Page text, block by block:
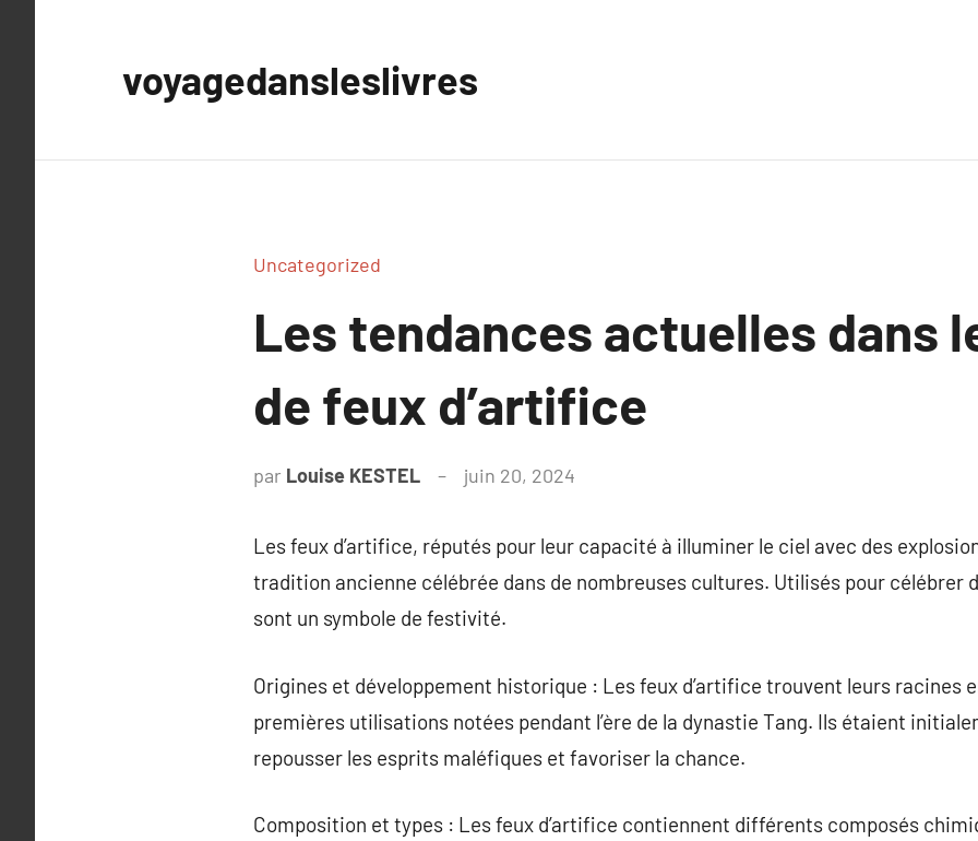
voyagedansleslivres
Uncategorized
Les tendances actuelles dans
de feux d’artifice
par Louise KESTEL juin 20, 2024
Les feux d’artifice, réputés pour leur capacité à illuminer le ciel avec des
tradition ancienne célébrée dans de nombreuses cultures. Utilisés pour célébrer
sont un symbole de festivité.
Origines et développement historique : Les feux d’artifice trouvent leurs racines
premières utilisations notées pendant l’ère de la dynastie Tang. Ils étaient
repousser les esprits maléfiques et favoriser la chance.
Composition et types : Les feux d’artifice contiennent différents composés